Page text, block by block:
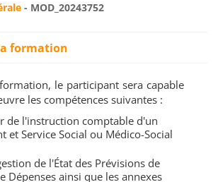
- MOD_20243752
formation
le participant sera capable
les compétences suivantes :
de l'instruction comptable d'un
et Service Social ou Médico-Social
de l'État des Prévisions de
Dépenses ainsi que les annexes